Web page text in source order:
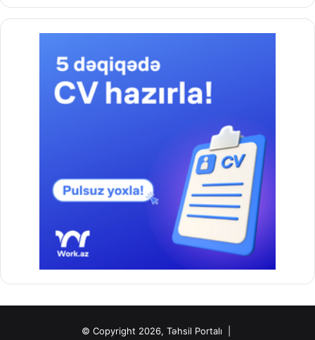
© Copyright 2026, Təhsil Portalı |